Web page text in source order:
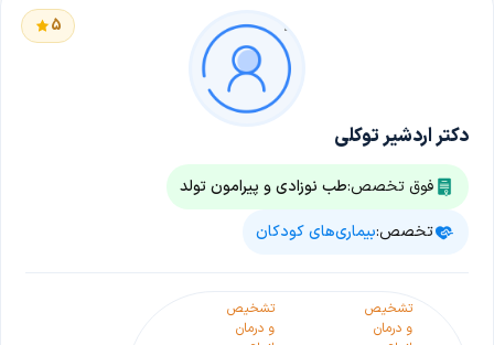
5
دکتر اردشیر توکلی
فوق تخصص:طب نوزادی و پیرامون تولد
تخصص:بیماری‌های کودکان
تشخیص
و درمان
تشخیص
و درمان